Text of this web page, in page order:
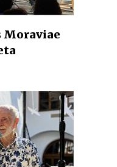
Moraviae